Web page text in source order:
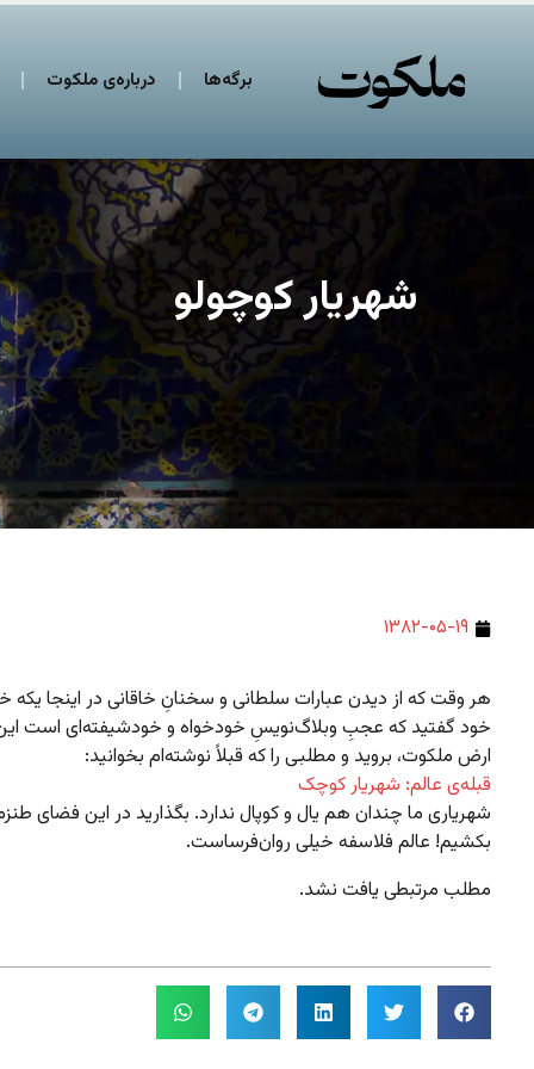
برگه‌ها درباره‌ی ملکوت
شهریار کوچولو
۱۳۸۲-۰۵-۱۹
هر وقت که از دیدن عبارات سلطانی و سخنانِ خاقانی در اینجا یکه
خود گفتید که عجبِ وبلاگ‌نویسِ خودخواه و خودشیفته‌ای است
ارض ملکوت، بروید و مطلبی را که قبلاً نوشته‌ام بخوانید:
قبله‌ی عالم: شهریار کوچک
شهریاری ما چندان هم یال و کوپال ندارد. بگذارید در این فضای
بکشیم! عالم فلاسفه خیلی روان‌فرساست.
مطلب مرتبطی یافت نشد.